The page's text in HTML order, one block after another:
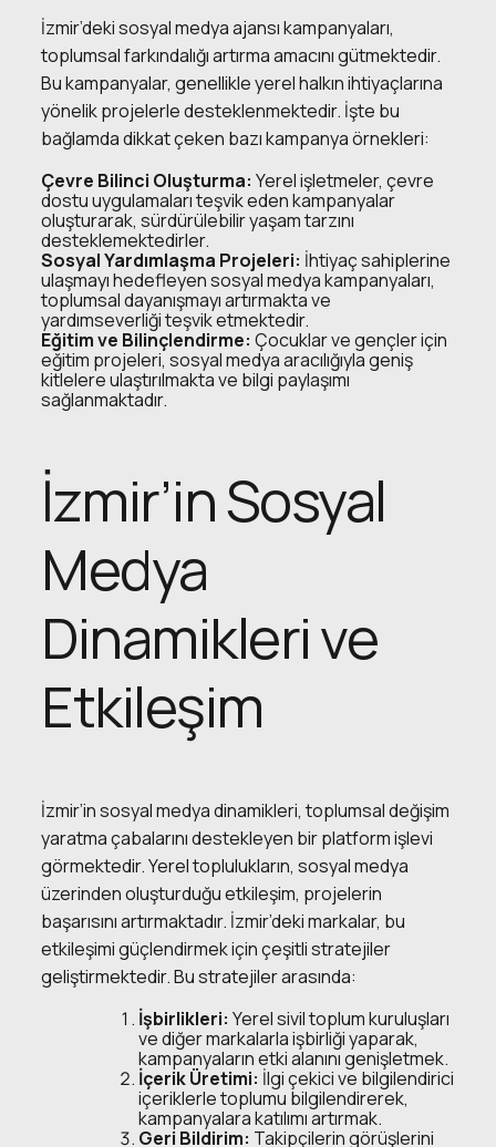
İzmir’deki sosyal medya ajansıkampanyaları,
toplumsal farkındalığı artırma amacını gütmektedir.
Bu kampanyalar, genellikle yerel halkın ihtiyaçlarına
yönelik projelerle desteklenmektedir. İşte bu
bağlamda dikkat çeken bazı kampanya örnekleri:
Çevre Bilinci Oluşturma: Yerel işletmeler, çevre
dostu uygulamaları teşvik eden kampanyalar
oluşturarak, sürdürülebilir yaşam tarzını
desteklemektedirler.
Sosyal Yardımlaşma Projeleri: İhtiyaç sahiplerine
ulaşmayı hedefleyen sosyal medya kampanyaları,
toplumsal dayanışmayı artırmakta ve
yardımseverliği teşvik etmektedir.
Eğitim ve Bilinçlendirme: Çocuklar ve gençler için
eğitim projeleri, sosyal medya aracılığıyla geniş
kitlelere ulaştırılmakta ve bilgi paylaşımı
sağlanmaktadır.
İzmir’in Sosyal
Medya
Dinamikleri ve
Etkileşim
İzmir’in sosyal medya dinamikleri, toplumsal değişim
yaratma çabalarını destekleyen bir platform işlevi
görmektedir. Yerel toplulukların, sosyal medya
üzerinden oluşturduğu etkileşim, projelerin
başarısını artırmaktadır. İzmir’deki markalar, bu
etkileşimi güçlendirmek için çeşitli stratejiler
geliştirmektedir. Bu stratejiler arasında:
İşbirlikleri: Yerel sivil toplum kuruluşları
ve diğer markalarla işbirliği yaparak,
kampanyaların etki alanını genişletmek.
İçerik Üretimi: İlgi çekici ve bilgilendirici
içeriklerle toplumu bilgilendirerek,
kampanyalara katılımı artırmak.
Geri Bildirim: Takipçilerin görüşlerini